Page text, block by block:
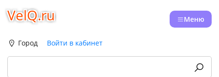
VelQ.ru Меню
Город Войти в кабинет